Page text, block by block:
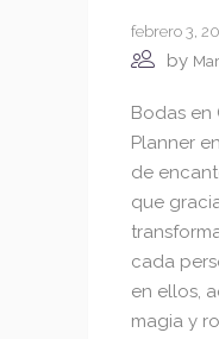
febrero 3,
by
Bodas en
Planner
de
que
cada
en ellos,
magia y